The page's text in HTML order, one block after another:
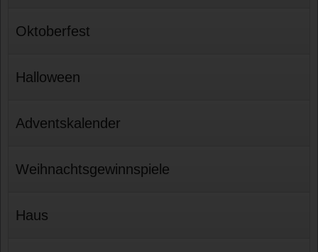
Oktoberfest
Halloween
Adventskalender
Weihnachtsgewinnspiele
Haus